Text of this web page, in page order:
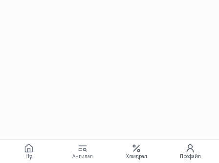
Нүүр Ангилал Хямдрал Профайл